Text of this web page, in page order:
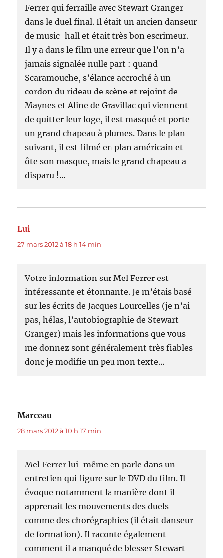
Ferrer qui ferraille avec Stewart Granger
dans le duel final. Il était un ancien danseur
de music-hall et était très bon escrimeur.
Il y a dans le film une erreur que l’on n’a
jamais signalée nulle part : quand
Scaramouche, s’élance accroché à un
cordon du rideau de scène et rejoint de
Maynes et Aline de Gravillac qui viennent
de quitter leur loge, il est masqué et porte
un grand chapeau à plumes. Dans le plan
suivant, il est filmé en plan américain et
ôte son masque, mais le grand chapeau a
disparu !…
Lui
27 mars 2012 à 18 h 14 min
Votre information sur Mel Ferrer est
intéressante et étonnante. Je m’étais basé
sur les écrits de Jacques Lourcelles (je n’ai
pas, hélas, l’autobiographie de Stewart
Granger) mais les informations que vous
me donnez sont généralement très fiables
donc je modifie un peu mon texte…
Marceau
28 mars 2012 à 10 h 17 min
Mel Ferrer lui-même en parle dans un
entretien qui figure sur le DVD du film. Il
évoque notamment la manière dont il
apprenait les mouvements des duels
comme des chorégraphies (il était danseur
de formation). Il raconte également
comment il a manqué de blesser Stewart